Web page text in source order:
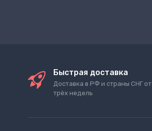
Быстрая доставка
Доставка в РФ и страны СНГ от
трёх недель